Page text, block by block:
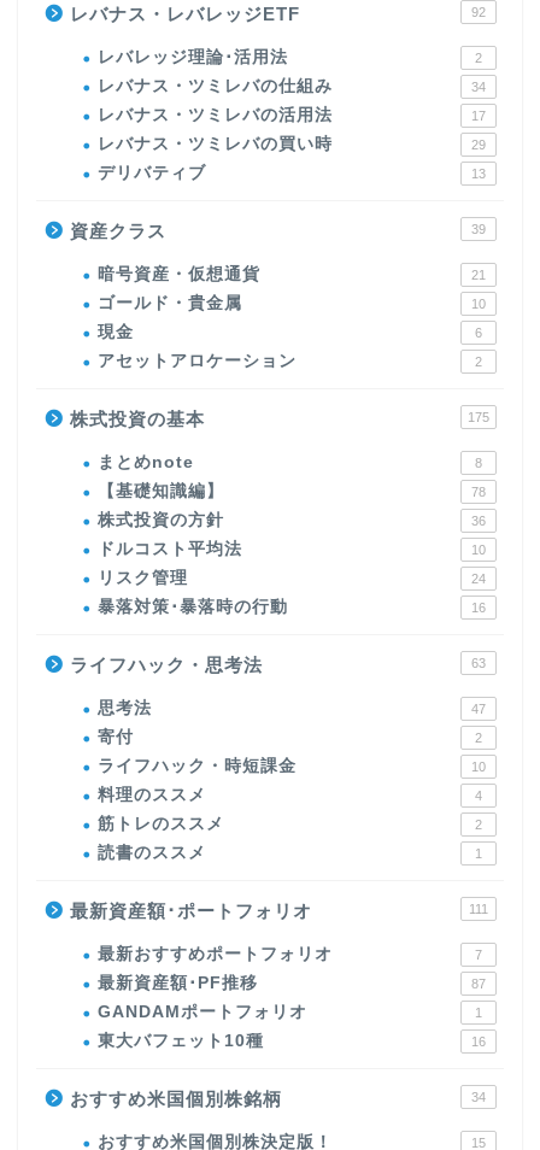
レバナス・レバレッジETF 92
レバレッジ理論･活用法 2
レバナス・ツミレバの仕組み 34
レバナス・ツミレバの活用法 17
レバナス・ツミレバの買い時 29
デリバティブ 13
資産クラス 39
暗号資産・仮想通貨 21
ゴールド・貴金属 10
現金 6
アセットアロケーション 2
株式投資の基本 175
まとめnote 8
【基礎知識編】 78
株式投資の方針 36
ドルコスト平均法 10
リスク管理 24
暴落対策･暴落時の行動 16
ライフハック・思考法 63
思考法 47
寄付 2
ライフハック・時短課金 10
料理のススメ 4
筋トレのススメ 2
読書のススメ 1
最新資産額･ポートフォリオ 111
最新おすすめポートフォリオ 7
最新資産額･PF推移 87
GANDAMポートフォリオ 1
東大バフェット10種 16
おすすめ米国個別株銘柄 34
おすすめ米国個別株決定版！ 15